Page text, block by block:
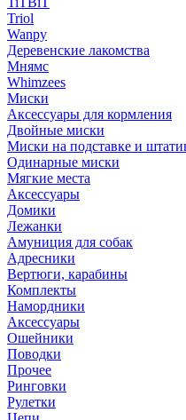
Triol
Wanpy
Деревенские лакомства
Мнямс
Whimzees
Миски
Аксессуары для кормления
Двойные миски
Миски на подставке и
Одинарные миски
Мягкие места
Аксессуары
Домики
Лежанки
Амуниция для собак
Адресники
Вертюги, карабины
Комплекты
Намордники
Аксессуары
Ошейники
Поводки
Прочее
Ринговки
Рулетки